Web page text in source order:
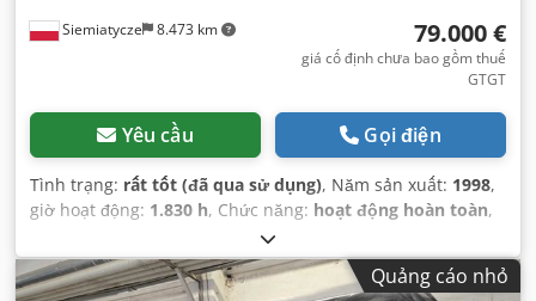
Siemiatycze 8.473 km 79.000 €
giá cố định chưa bao gồm thuế
GTGT
Yêu cầu Gọi điện
Tình trạng: rất tốt (đã qua sử dụng), Năm sản xuất: 1998,
giờ hoạt động: 1.830 h, Chức năng: hoạt động hoàn toàn,
Quảng cáo nhỏ